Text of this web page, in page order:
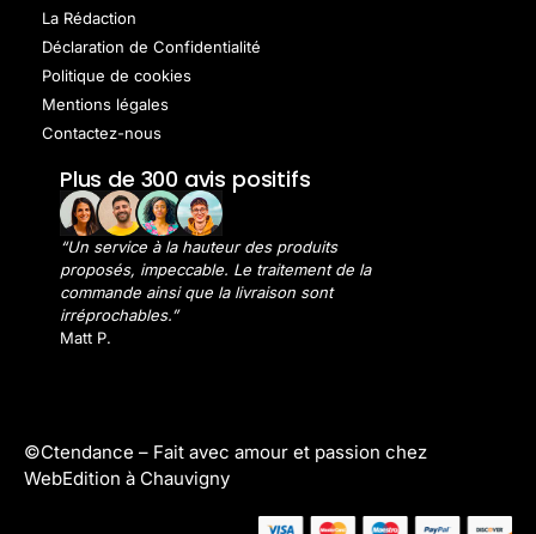
La Rédaction
Déclaration de Confidentialité
Politique de cookies
Mentions légales
Contactez-nous
Plus de 300 avis positifs
“Un service à la hauteur des produits
proposés, impeccable. Le traitement de la
commande ainsi que la livraison sont
irréprochables.”
Matt P.
©Ctendance – Fait avec amour et passion chez
WebEdition à Chauvigny